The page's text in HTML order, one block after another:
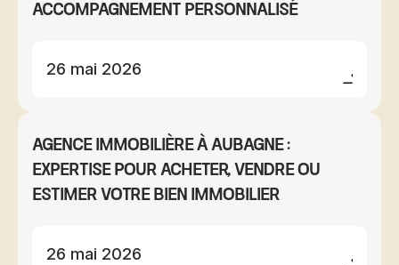
accompagnement personnalisé
26 mai 2026
Agence immobilière à Aubagne :
expertise pour acheter, vendre ou
estimer votre bien immobilier
26 mai 2026